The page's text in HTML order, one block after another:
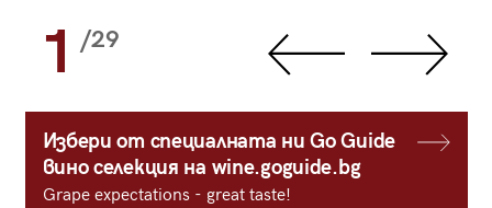
1 /29
Избери от специалната ни Go Guide
вино селекция на wine.goguide.bg
Grape expectations - great taste!